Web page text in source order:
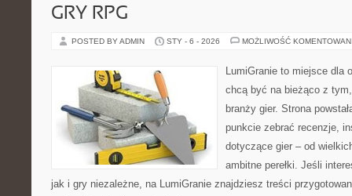
GRY RPG
POSTED BY ADMIN STY - 6 - 2026 MOŻLIWOŚĆ
LumiGranie to miejsce dla
chcą być na bieżąco z
branży gier. Strona
punkcie zebrać recenzje,
dotyczące gier – od
ambitne perełki. Jeśli
jak i gry niezależne, na LumiGranie znajdziesz treści